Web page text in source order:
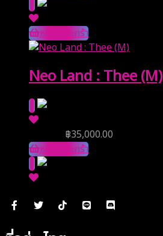
หยิบใส่ตะกร้า
Neo Land : Thee (M)
฿35,000.00
หยิบใส่ตะกร้า